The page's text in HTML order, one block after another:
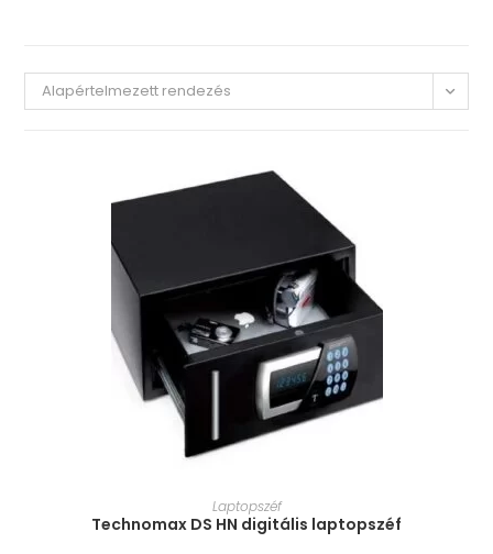
Alapértelmezett rendezés
MÉRET VÁLASZTÁSA
Laptopszéf
Technomax DS HN digitális laptopszéf